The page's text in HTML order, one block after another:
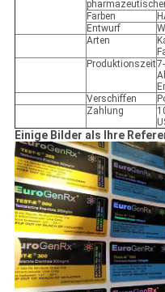
Farben
Entwurf
Arten
Produktionszeit
Verschiffen
Zahlung
Einige Bilder als Ihre